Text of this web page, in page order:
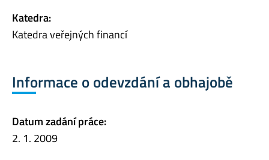
Katedra:
Katedra veřejných financí
Informace o odevzdání a obhajobě
Datum zadání práce:
2. 1. 2009